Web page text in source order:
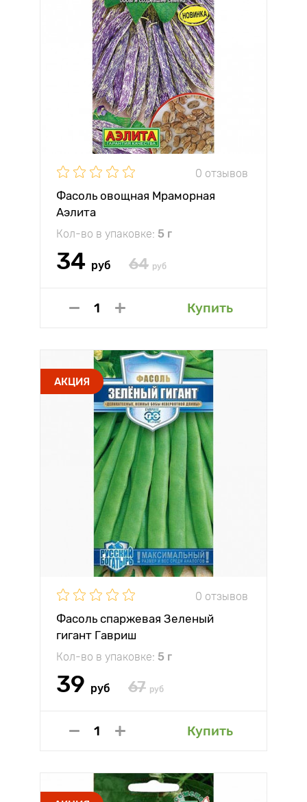
0 отзывов
Фасоль овощная Мраморная
Аэлита
Кол-во в упаковке: 5 г
34 руб 64 руб
Купить
АКЦИЯ
0 отзывов
Фасоль спаржевая Зеленый
гигант Гавриш
Кол-во в упаковке: 5 г
39 руб 67 руб
Купить